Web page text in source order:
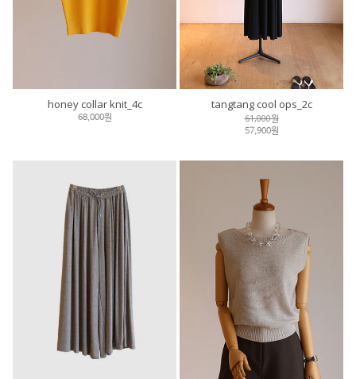
honey collar knit_4c
68,000원
tangtang cool ops_2c
61,000원
57,900원